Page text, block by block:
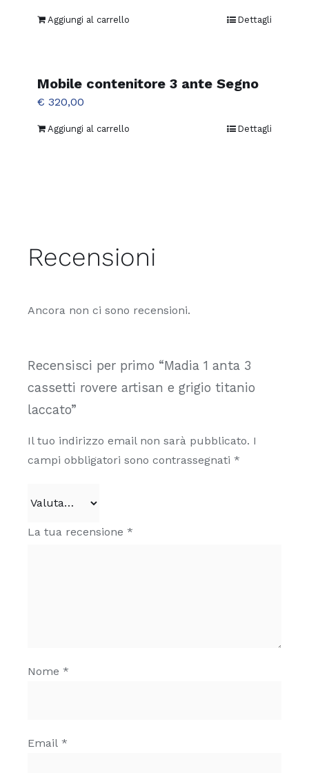
Aggiungi al carrello Dettagli
Mobile contenitore 3 ante Segno
€ 320,00
Aggiungi al carrello Dettagli
Recensioni
Ancora non ci sono recensioni.
Recensisci per primo “Madia 1 anta 3
cassetti rovere artisan e grigio titanio
laccato”
Il tuo indirizzo email non sarà pubblicato. I
campi obbligatori sono contrassegnati *
La tua recensione *
Nome *
Email *